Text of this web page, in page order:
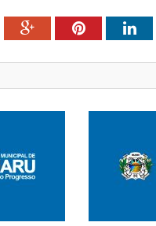
Google+Pinterest